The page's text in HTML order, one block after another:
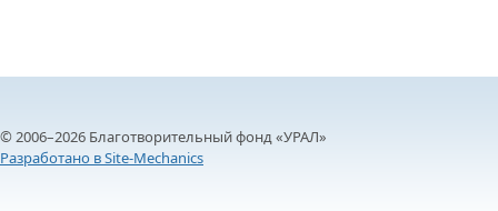
© 2006–2026 Благотворительный фонд «УРАЛ»
Разработано в Site-Mechanics